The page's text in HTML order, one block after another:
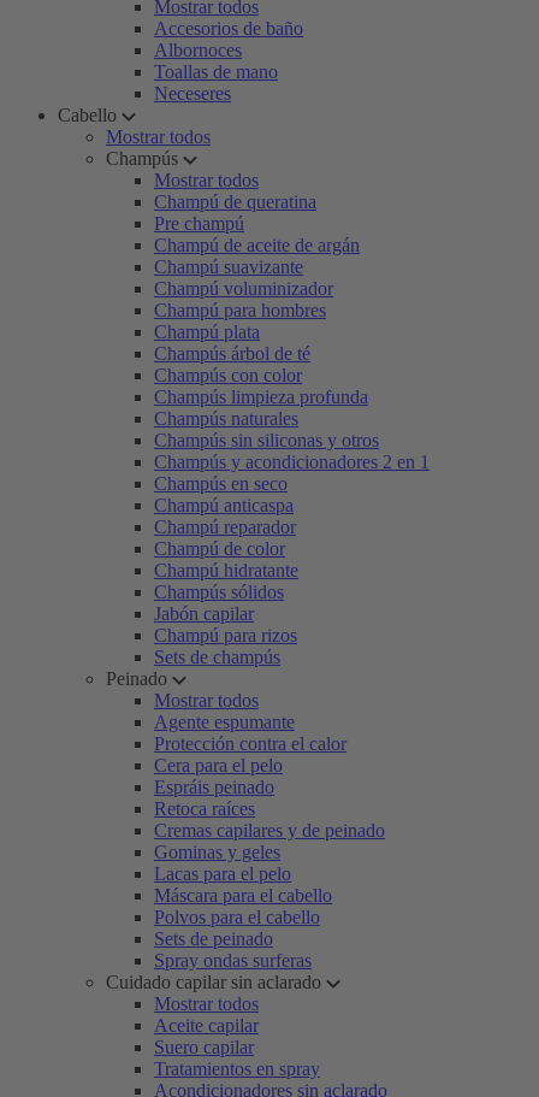
Mostrar todos
Accesorios de baño
Albornoces
Toallas de mano
Neceseres
Cabello
Mostrar todos
Champús
Mostrar todos
Champú de queratina
Pre champú
Champú de aceite de argán
Champú suavizante
Champú voluminizador
Champú para hombres
Champú plata
Champús árbol de té
Champús con color
Champús limpieza profunda
Champús naturales
Champús sin siliconas y otros
Champús y acondicionadores 2 en 1
Champús en seco
Champú anticaspa
Champú reparador
Champú de color
Champú hidratante
Champús sólidos
Jabón capilar
Champú para rizos
Sets de champús
Peinado
Mostrar todos
Agente espumante
Protección contra el calor
Cera para el pelo
Espráis peinado
Retoca raíces
Cremas capilares y de peinado
Gominas y geles
Lacas para el pelo
Máscara para el cabello
Polvos para el cabello
Sets de peinado
Spray ondas surferas
Cuidado capilar sin aclarado
Mostrar todos
Aceite capilar
Suero capilar
Tratamientos en spray
Acondicionadores sin aclarado